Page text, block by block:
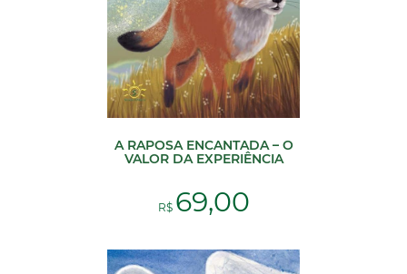
A RAPOSA ENCANTADA – O
VALOR DA EXPERIÊNCIA
R$ 69,00